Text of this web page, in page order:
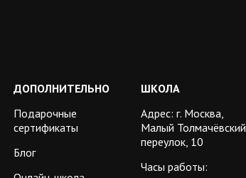
ДОПОЛНИТЕЛЬНО
Подарочные
сертификаты
Блог
ШКОЛА
Адрес: г. Москва,
Малый Толмачёвский
переулок, 10
Часы работы: